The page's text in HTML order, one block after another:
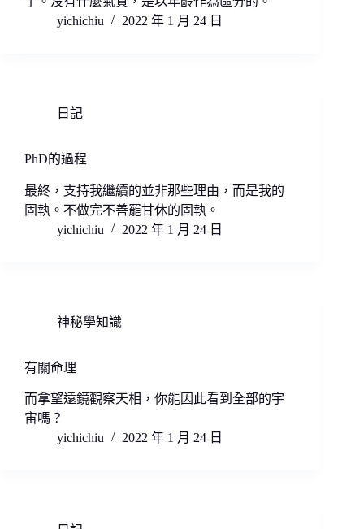
yichichiu
2022 年 1 月 24 日
日記
PhD的過程
最終，支持我繼續的並非那些理由，而是我的
固執。不做完不善罷甘休的固執。
yichichiu
2022 年 1 月 24 日
神秘學知識
有關命理
而拿望遠鏡觀察天相，你能因此看到全部的宇
宙嗎？
yichichiu
2022 年 1 月 24 日